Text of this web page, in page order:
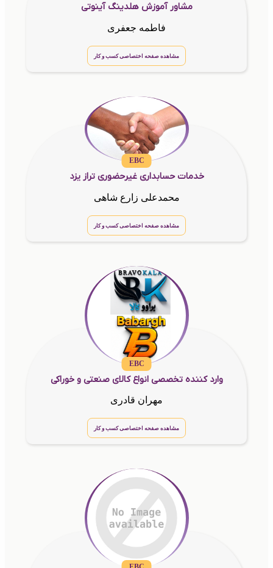
مشاور آموزش هلدینگ آینوتی
فاطمه جعفری
مشاهده صفحه اختصاصی کسب و کار
EBC
خدمات حسابداری غیرحضوری تراز یزد
محمدعلی زارع شاهی
مشاهده صفحه اختصاصی کسب و کار
EBC
وارد کننده تخصصی انواع کالای صنعتی و خوراکی
مهران قادری
مشاهده صفحه اختصاصی کسب و کار